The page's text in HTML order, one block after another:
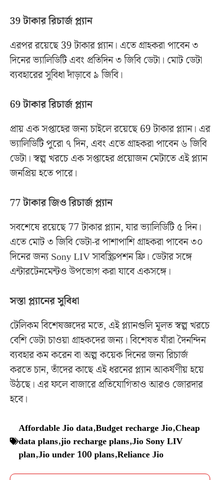
39 টাকার রিচার্জ প্ল্যান
এরপর রয়েছে 39 টাকার প্ল্যান। এতে গ্রাহকরা পাবেন ৩
দিনের ভ্যালিডিটি এবং প্রতিদিন ৩ জিবি ডেটা। মোট ডেটা
ব্যবহারের সুবিধা দাঁড়াবে ৯ জিবি।
69 টাকার রিচার্জ প্ল্যান
প্রায় এক সপ্তাহের জন্য চাইলে রয়েছে 69 টাকার প্ল্যান। এর
ভ্যালিডিটি পুরো ৭ দিন, এবং এতে গ্রাহকরা পাবেন ৬ জিবি
ডেটা। স্বল্প খরচে এক সপ্তাহের প্রয়োজন মেটাতে এই প্ল্যান
জনপ্রিয় হতে পারে।
77 টাকার জিও রিচার্জ প্ল্যান
সবশেষে রয়েছে 77 টাকার প্ল্যান, যার ভ্যালিডিটি ৫ দিন।
এতে মোট ৩ জিবি ডেটা-র পাশাপাশি গ্রাহকরা পাবেন ৩০
দিনের জন্য Sony LIV সাবস্ক্রিপশন ফ্রি। ডেটার সঙ্গে
এন্টারটেনমেন্টও উপভোগ করা যাবে একসঙ্গে।
সস্তা প্ল্যানের সুবিধা
টেলিকম বিশেষজ্ঞদের মতে, এই প্ল্যানগুলি মূলত স্বল্প খরচে
বেশি ডেটা চাওয়া গ্রাহকদের জন্য। বিশেষত যাঁরা দৈনন্দিন
ব্যবহার কম করেন বা অল্প কয়েক দিনের জন্য রিচার্জ
করতে চান, তাঁদের কাছে এই ধরনের প্ল্যান আকর্ষণীয় হয়ে
উঠছে। এর ফলে বাজারে প্রতিযোগিতাও আরও জোরদার
হবে।
Affordable Jio data,Budget recharge Jio,Cheap
data plans,jio recharge plans,Jio Sony LIV
plan,Jio under 100 plans,Reliance Jio